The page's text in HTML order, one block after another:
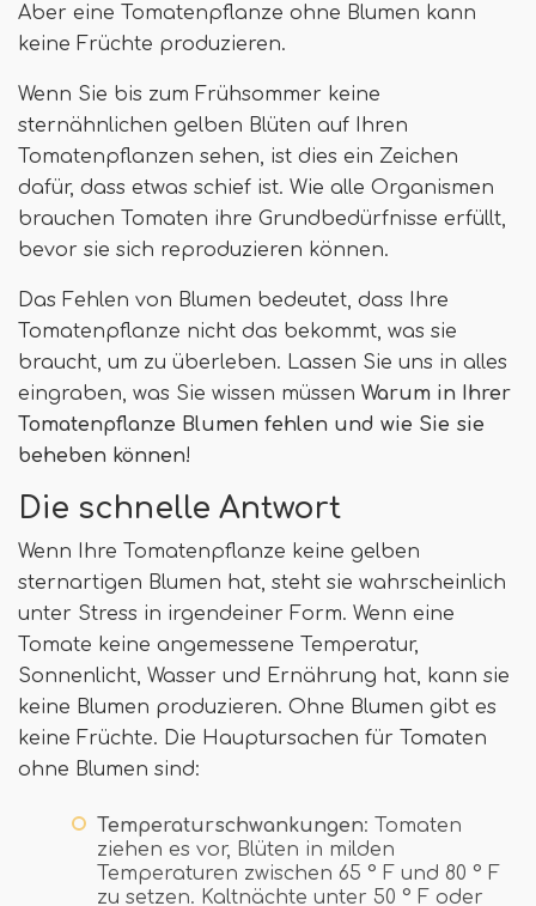
Aber eine Tomatenpflanze ohne Blumen kann
keine Früchte produzieren.
Wenn Sie bis zum Frühsommer keine
sternähnlichen gelben Blüten auf Ihren
Tomatenpflanzen sehen, ist dies ein Zeichen
dafür, dass etwas schief ist. Wie alle Organismen
brauchen Tomaten ihre Grundbedürfnisse erfüllt,
bevor sie sich reproduzieren können.
Das Fehlen von Blumen bedeutet, dass Ihre
Tomatenpflanze nicht das bekommt, was sie
braucht, um zu überleben. Lassen Sie uns in alles
eingraben, was Sie wissen müssen Warum in Ihrer
Tomatenpflanze Blumen fehlen und wie Sie sie
beheben können!
Die schnelle Antwort
Wenn Ihre Tomatenpflanze keine gelben
sternartigen Blumen hat, steht sie wahrscheinlich
unter Stress in irgendeiner Form. Wenn eine
Tomate keine angemessene Temperatur,
Sonnenlicht, Wasser und Ernährung hat, kann sie
keine Blumen produzieren. Ohne Blumen gibt es
keine Früchte. Die Hauptursachen für Tomaten
ohne Blumen sind:
Temperaturschwankungen: Tomaten
ziehen es vor, Blüten in milden
Temperaturen zwischen 65 ° F und 80 ° F
zu setzen. Kaltnächte unter 50 ° F oder